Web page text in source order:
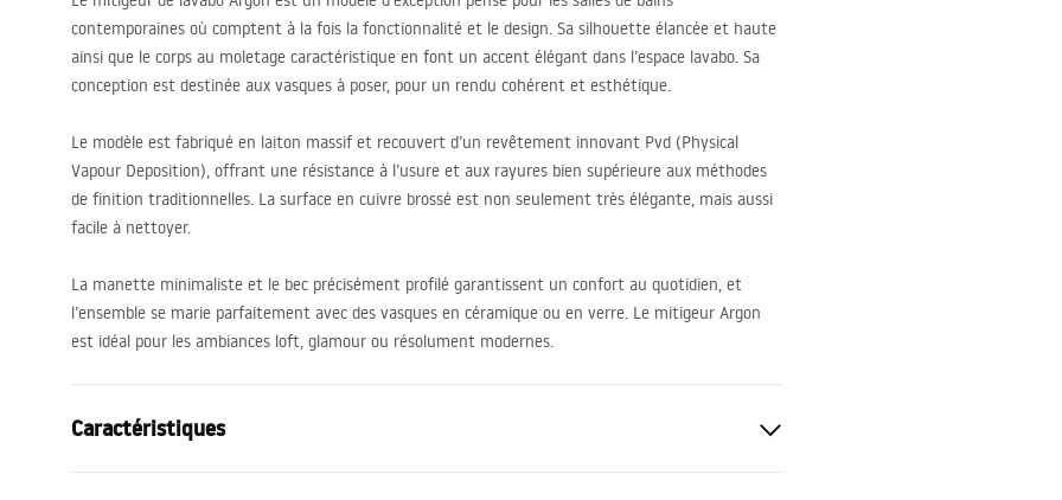
contemporaines où comptent à la fois la fonctionnalité et le design. Sa silhouette élancée et haute
ainsi que le corps au moletage caractéristique en font un accent élégant dans l’espace lavabo. Sa
conception est destinée aux vasques à poser, pour un rendu cohérent et esthétique.
Le modèle est fabriqué en laiton massif et recouvert d’un revêtement innovant Pvd (Physical
Vapour Deposition), offrant une résistance à l’usure et aux rayures bien supérieure aux méthodes
de finition traditionnelles. La surface en cuivre brossé est non seulement très élégante, mais aussi
facile à nettoyer.
La manette minimaliste et le bec précisément profilé garantissent un confort au quotidien, et
l’ensemble se marie parfaitement avec des vasques en céramique ou en verre. Le mitigeur Argon
est idéal pour les ambiances loft, glamour ou résolument modernes.
Caractéristiques